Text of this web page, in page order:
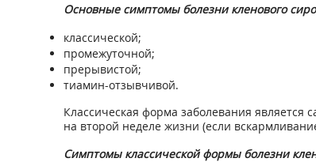
Основные симптомы болезни кленового
классической;
промежуточной;
прерывистой;
тиамин-отзывчивой.
Классическая форма заболевания
на второй неделе жизни (если
Симптомы классической формы болезни